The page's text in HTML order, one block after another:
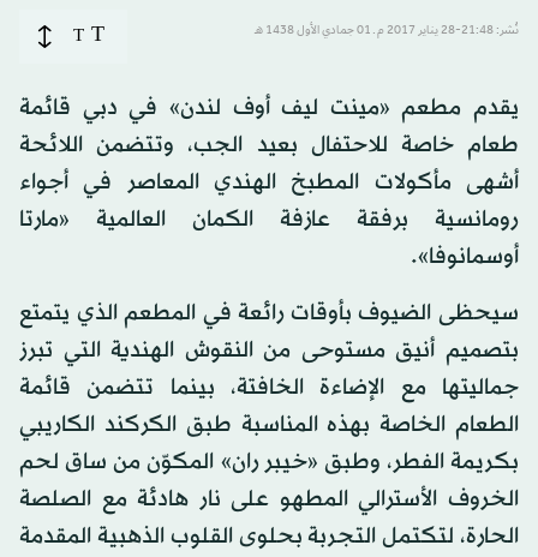
نُشر: 21:48-28 يناير 2017 م ـ 01 جمادي الأول 1438 هـ T
T
يقدم مطعم «مينت ليف أوف لندن» في دبي قائمة
طعام خاصة للاحتفال بعيد الجب، وتتضمن اللائحة
أشهى مأكولات المطبخ الهندي المعاصر في أجواء
رومانسية برفقة عازفة الكمان العالمية «مارتا
أوسمانوفا».
سيحظى الضيوف بأوقات رائعة في المطعم الذي يتمتع
بتصميم أنيق مستوحى من النقوش الهندية التي تبرز
جماليتها مع الإضاءة الخافتة، بينما تتضمن قائمة
الطعام الخاصة بهذه المناسبة طبق الكركند الكاريبي
بكريمة الفطر، وطبق «خيبر ران» المكوّن من ساق لحم
الخروف الأسترالي المطهو على نار هادئة مع الصلصة
الحارة، لتكتمل التجربة بحلوى القلوب الذهبية المقدمة